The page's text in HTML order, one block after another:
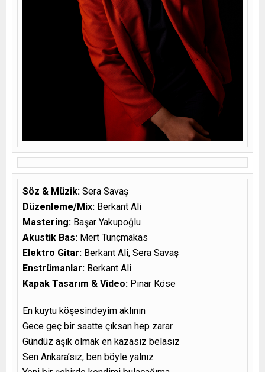
Söz & Müzik: Sera Savaş
Düzenleme/Mix: Berkant Ali
Mastering: Başar Yakupoğlu
Akustik Bas: Mert Tunçmakas
Elektro Gitar: Berkant Ali, Sera Savaş
Enstrümanlar: Berkant Ali
Kapak Tasarım & Video: Pınar Köse
En kuytu köşesindeyim aklının
Gece geç bir saatte çıksan hep zarar
Gündüz aşık olmak en kazasız belasız
Sen Ankara’sız, ben böyle yalnız